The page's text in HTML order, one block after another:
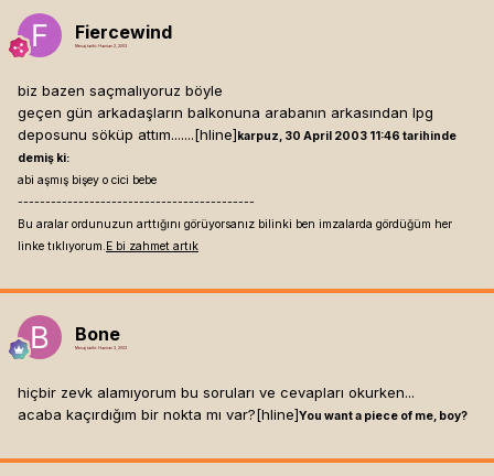
Fiercewind
Mesaj tarihi: Haziran 2, 2003
biz bazen saçmalıyoruz böyle
geçen gün arkadaşların balkonuna arabanın arkasından lpg
deposunu söküp attım.......[hline] karpuz, 30 April 2003 11:46 tarihinde
demiş ki:
abi aşmış bişey o cici bebe
-------------------------------------------
Bu aralar ordunuzun arttığını görüyorsanız bilinki ben imzalarda gördüğüm her
linke tıklıyorum. E bi zahmet artık
Bone
Mesaj tarihi: Haziran 3, 2003
hiçbir zevk alamıyorum bu soruları ve cevapları okurken...
acaba kaçırdığım bir nokta mı var?[hline]You want a piece of me, boy?